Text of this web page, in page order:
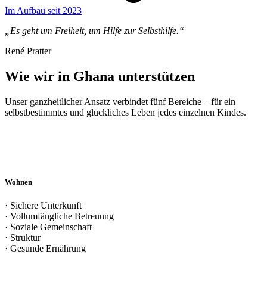
Im Aufbau seit 2023
„Es geht um Freiheit, um Hilfe zur Selbsthilfe.“
René Pratter
Wie wir in Ghana unterstützen
Unser ganzheitlicher Ansatz verbindet fünf Bereiche – für ein
selbstbestimmtes und glückliches Leben jedes einzelnen Kindes.
Wohnen
· Sichere Unterkunft
· Vollumfängliche Betreuung
· Soziale Gemeinschaft
· Struktur
· Gesunde Ernährung